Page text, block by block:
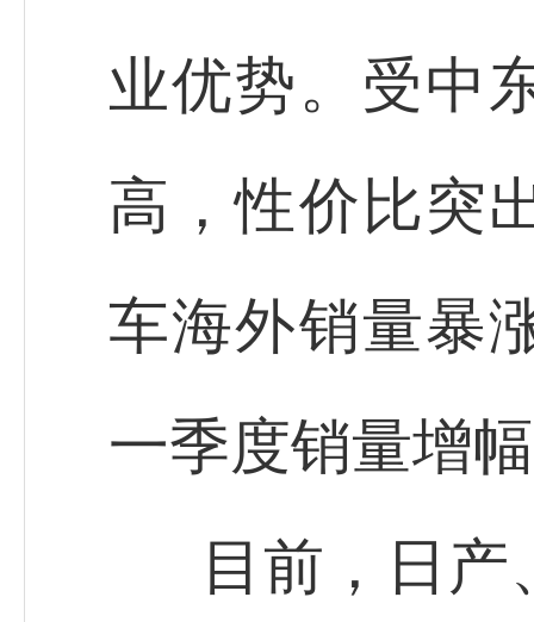
业优势。受中
高，性价比突
车海外销量暴
一季度销量增
目前，日